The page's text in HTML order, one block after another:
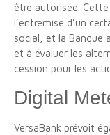
être autorisée.
l’entremise d’un
social, et la Banque
et à évaluer les
cession pour les
Digital
VersaBank prévoit